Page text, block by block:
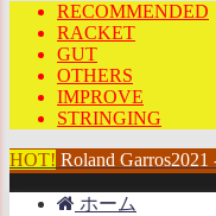
RECOMMENDED
RACKET
GUT
OTHERS
IMPROVE
STRINGING
HOT! Roland
ホーム